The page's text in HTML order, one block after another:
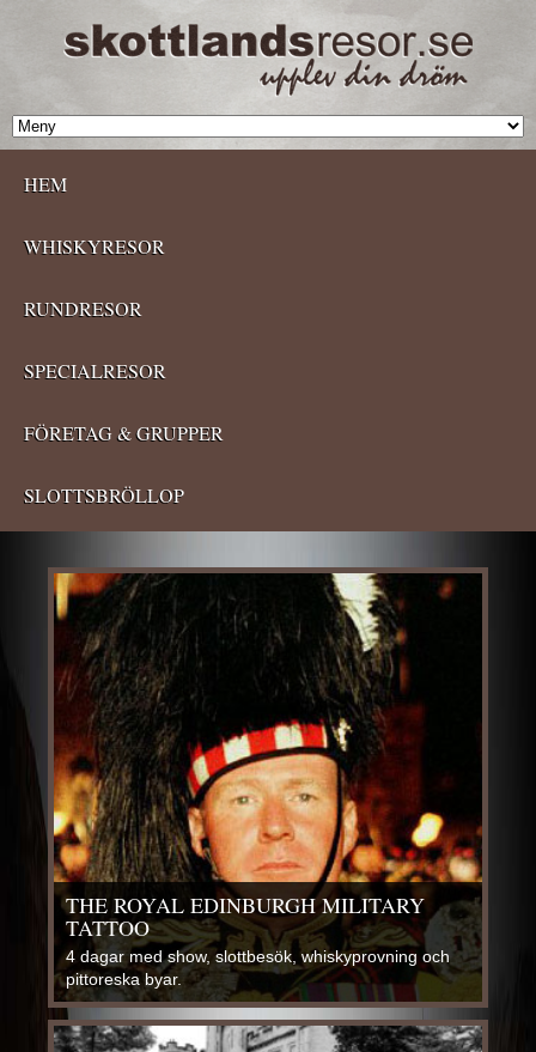
HEM
WHISKYRESOR
RUNDRESOR
SPECIALRESOR
FÖRETAG & GRUPPER
SLOTTSBRÖLLOP
THE ROYAL EDINBURGH MILITARY
TATTOO
4 dagar med show, slottbesök, whiskyprovning och
pittoreska byar.